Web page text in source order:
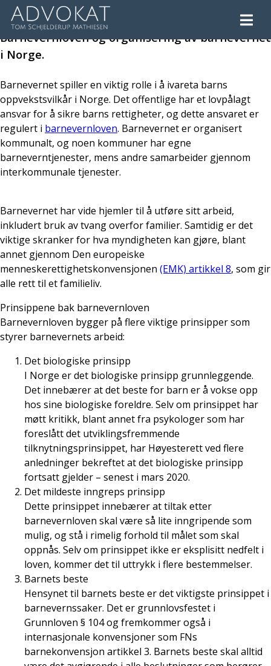
Barnevern
Barnevernloven og organisering av barnevernet
i Norge.
Barnevernet spiller en viktig rolle i å ivareta barns
oppvekstsvilkår i Norge. Det offentlige har et lovpålagt
ansvar for å sikre barns rettigheter, og dette ansvaret er
regulert i barnevernloven. Barnevernet er organisert
kommunalt, og noen kommuner har egne
barneverntjenester, mens andre samarbeider gjennom
interkommunale tjenester.
Barnevernet har vide hjemler til å utføre sitt arbeid,
inkludert bruk av tvang overfor familier. Samtidig er det
viktige skranker for hva myndigheten kan gjøre, blant
annet gjennom Den europeiske
menneskerettighetskonvensjonen (EMK) artikkel 8, som gir
alle rett til et familieliv.
Prinsippene bak barnevernloven
Barnevernloven bygger på flere viktige prinsipper som
styrer barnevernets arbeid:
Det biologiske prinsipp
I Norge er det biologiske prinsipp grunnleggende.
Det innebærer at det beste for barn er å vokse opp
hos sine biologiske foreldre. Selv om prinsippet har
møtt kritikk, blant annet fra psykologer som har
foreslått det utviklingsfremmende
tilknytningsprinsippet, har Høyesterett ved flere
anledninger bekreftet at det biologiske prinsipp
fortsatt gjelder – senest i mars 2020.
Det mildeste inngreps prinsipp
Dette prinsippet innebærer at tiltak etter
barnevernloven skal være så lite inngripende som
mulig, og stå i rimelig forhold til målet som skal
oppnås. Selv om prinsippet ikke er eksplisitt nedfelt i
loven, kommer det til uttrykk i flere bestemmelser.
Barnets beste
Hensynet til barnets beste er det viktigste prinsippet i
barnevernssaker. Det er grunnlovsfestet i
Grunnloven § 104 og fremkommer også i
internasjonale konvensjoner som FNs
barnekonvensjon artikkel 3. Barnets beste skal alltid